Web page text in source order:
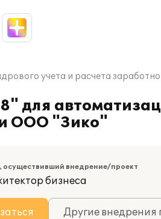
учета и расчета
для
ООО "Зико"
осуществивший внедрение/проект
бизнеса
Другие внедрения